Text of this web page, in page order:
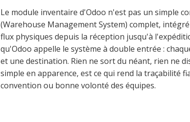
Le module inventaire d'Odoo n'est pas un simple
(Warehouse Management System) complet,
flux physiques depuis la réception jusqu'à
qu'Odoo appelle le système à double entrée :
et une destination. Rien ne sort du néant, rien ne
simple en apparence, est ce qui rend la traçabilité
convention ou bonne volonté des équipes.